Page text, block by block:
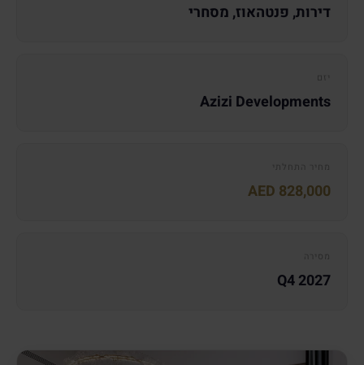
דירות, פנטהאוז, מסחרי
יזם
Azizi Developments
מחיר התחלתי
AED 828,000
מסירה
Q4 2027